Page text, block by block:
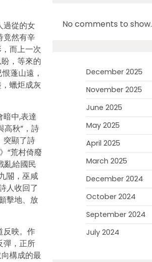
過從的女
竟然有辛
而上一次
，等來的
蓬山遠，
蠟炬成灰
中,表達
高秋”，詩
突顯了詩
“荒村倚廢
亂給國民
閽，巫咸
人收回了
擊地、放
反映。作
彈，正所
構成的最
No comments to show.
December 2025
November 2025
June 2025
May 2025
April 2025
March 2025
December 2024
October 2024
September 2024
July 2024